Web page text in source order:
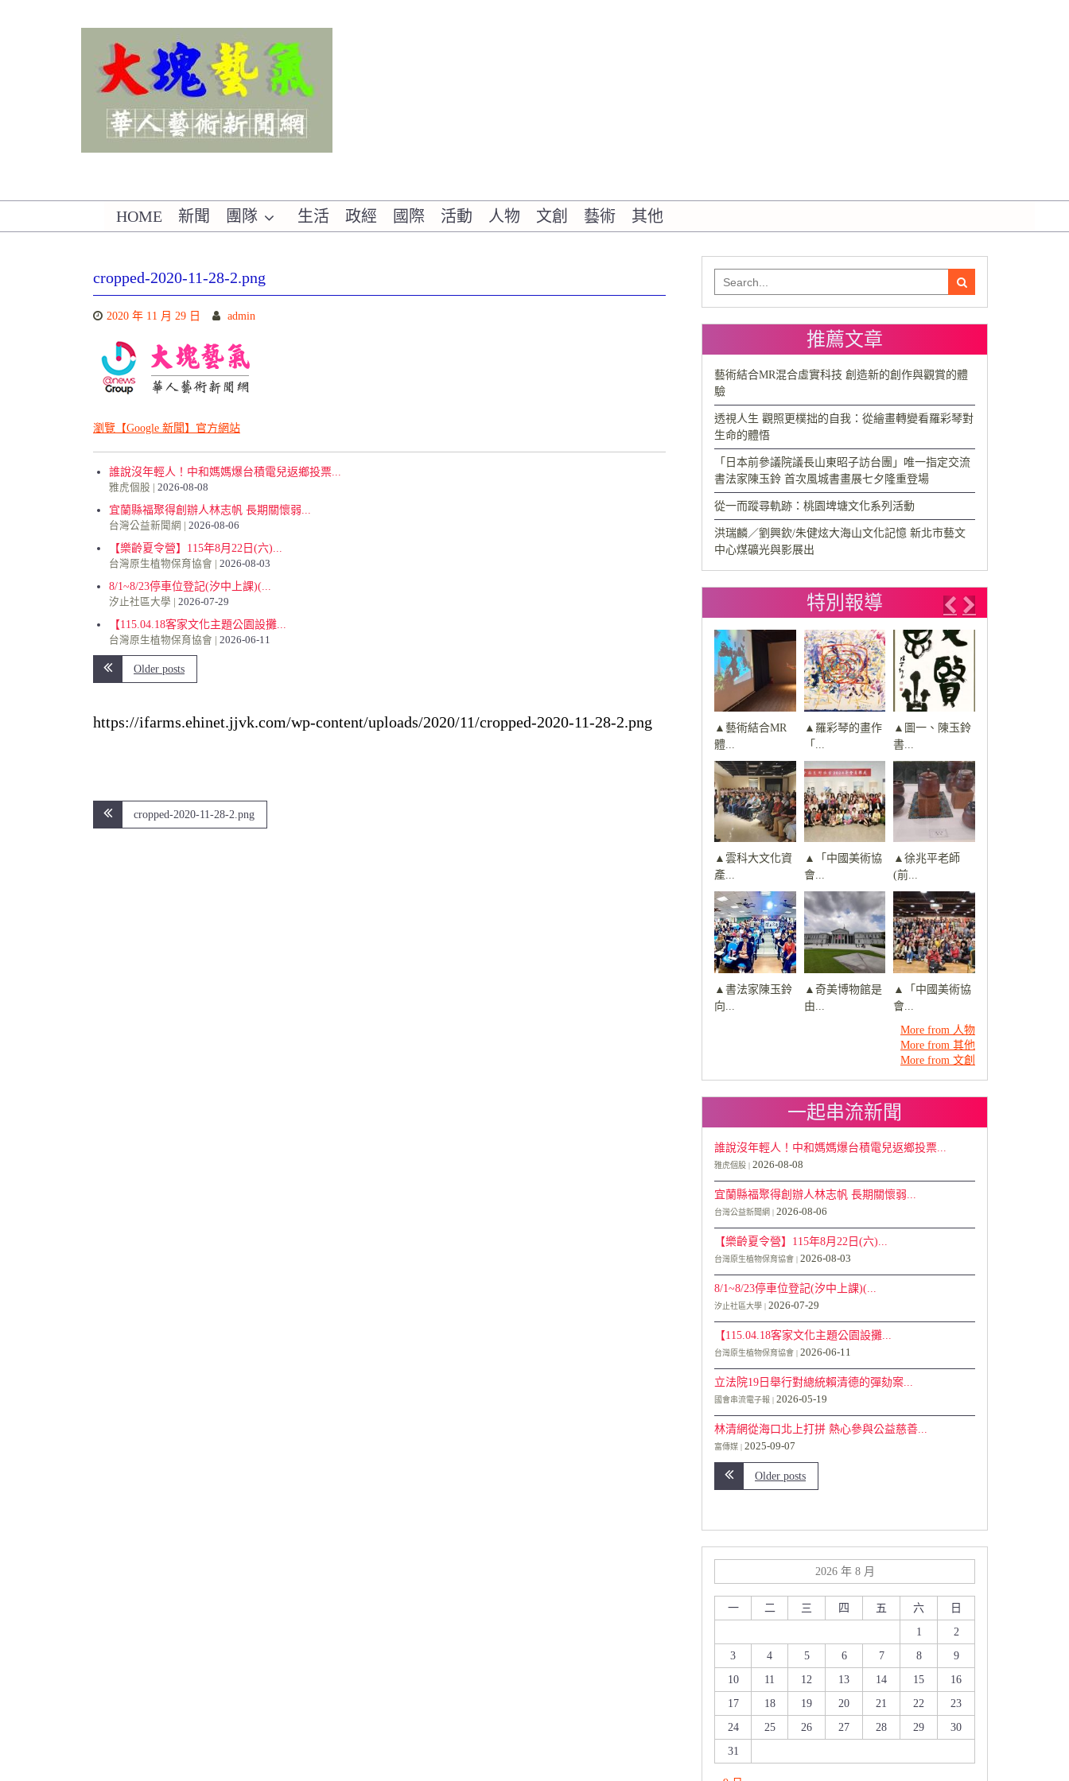
HOME 新聞 團隊 生活 政經 國際 活動 人物 文創 藝術 其他
cropped-2020-11-28-2.png
2020 年 11 月 29 日 admin
瀏覽【Google 新聞】官方網站
誰說沒年輕人！中和媽媽爆台積電兒返鄉投票...
雅虎個股 2026-08-08
宜蘭縣福聚得創辦人林志帆 長期關懷弱...
台灣公益新聞網 2026-08-06
【樂齡夏令營】115年8月22日(六)...
台灣原生植物保育協會 2026-08-03
8/1~8/23停車位登記(汐中上課)(...
汐止社區大學 2026-07-29
【115.04.18客家文化主題公園設攤...
台灣原生植物保育協會 2026-06-11
Older posts
https://ifarms.ehinet.jjvk.com/wp-content/uploads/2020/11/cropped-2020-11-28-2.png
文
cropped-2020-11-28-2.png
Search
推薦文章
藝術結合MR混合虛實科技 創造新的創作與觀賞的體
驗
透視人生 觀照更樸拙的自我：從繪畫轉變看羅彩琴對
生命的體悟
「日本前參議院議長山東昭子訪台團」唯一指定交流
書法家陳玉鈴 首次風城書畫展七夕隆重登場
從一而蹤尋軌跡：桃園埤塘文化系列活動
洪瑞麟／劉興欽/朱健炫大海山文化記憶 新北市藝文
中心煤礦光與影展出
特別報導
Previous
Next
▲藝術結合MR
體...
▲羅彩琴的畫作
「...
▲圖一、陳玉鈴
書...
▲雲科大文化資
產...
▲「中國美術協
會...
▲徐兆平老師
(前...
▲書法家陳玉鈴
向...
▲奇美博物館是
由...
▲「中國美術協
會...
More from 人物
More from 其他
More from 文創
一起串流新聞
誰說沒年輕人！中和媽媽爆台積電兒返鄉投票...
雅虎個股 2026-08-08
宜蘭縣福聚得創辦人林志帆 長期關懷弱...
台灣公益新聞網 2026-08-06
【樂齡夏令營】115年8月22日(六)...
台灣原生植物保育協會 2026-08-03
8/1~8/23停車位登記(汐中上課)(...
汐止社區大學 2026-07-29
【115.04.18客家文化主題公園設攤...
台灣原生植物保育協會 2026-06-11
立法院19日舉行對總統賴清德的彈劾案...
國會串流電子報 2026-05-19
林清網從海口北上打拼 熱心參與公益慈善...
富傳媒 2025-09-07
Older posts
2026 年 8 月
一 二 三 四 五 六
日
1
2
3
4 5 6 7 8
9
10
11 12 13 14 15
16
17
18 19 20 21 22
23
24
25 26 27 28 29
30
31